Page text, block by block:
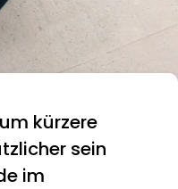
kürzere
sein
im